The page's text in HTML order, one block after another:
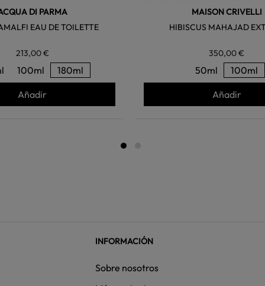
DI PARMA
EAU DE TOILETTE
213,00 €
100ml 180ml
Añadir
MAISON CRIVELLI
HIBISCUS MAHAJAD
350,00 €
50ml 100ml
Añadir
INFORMACIÓN
Sobre nosotros